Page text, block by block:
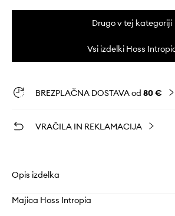
Drugo v tej kategoriji
Vsi izdelki Hoss
BREZPLAČNA DOSTAVA od 80 €
VRAČILA IN REKLAMACIJA
Opis izdelka
Majica Hoss Intropia